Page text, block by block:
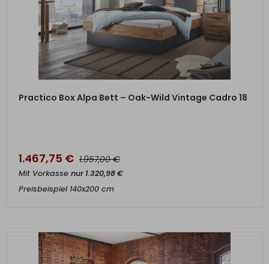
ZUM PRODUKT
Practico Box Alpa Bett – Oak-Wild Vintage Cadro 18
1.467,75 € 1.957,00€
Mit Vorkasse nur1.320,98€
Preisbeispiel 140x200 cm